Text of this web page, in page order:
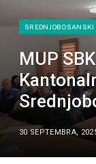
SREDNJOBOSANSKI
MUP
30 SEPTEMBRA,